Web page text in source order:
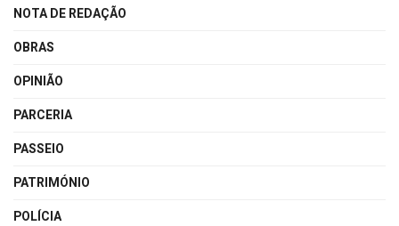
NOTA DE REDAÇÃO
OBRAS
OPINIÃO
PARCERIA
PASSEIO
PATRIMÓNIO
POLÍCIA